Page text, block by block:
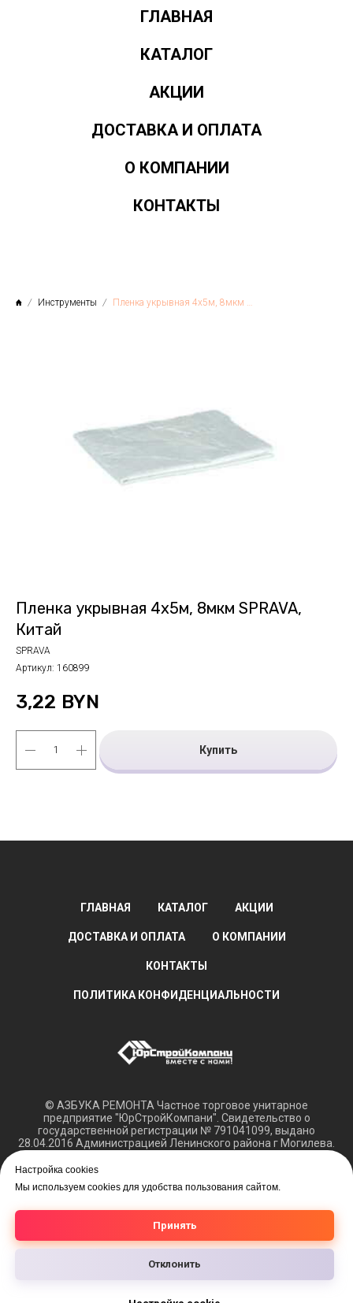
ГЛАВНАЯ
КАТАЛОГ
АКЦИИ
ДОСТАВКА И ОПЛАТА
О КОМПАНИИ
КОНТАКТЫ
Настройка cookies
Мы используем cookies для удобства пользования сайтом.
Принять
Отклонить
Инструменты Пленка укрывная 4х5м, 8мкм SPRAVA, Китай
Пленка укрывная 4х5м, 8мкм SPRAVA,
Китай
SPRAVA
Артикул: 160899
3,22 BYN
Купить
ГЛАВНАЯ КАТАЛОГ АКЦИИ
ДОСТАВКА И ОПЛАТА О КОМПАНИИ
КОНТАКТЫ
ПОЛИТИКА КОНФИДЕНЦИАЛЬНОСТИ
© АЗБУКА РЕМОНТА Частное торговое унитарное
предприятие "ЮрСтройКомпани". Свидетельство о
государственной регистрации № 791041099, выдано
28.04.2016 Администрацией Ленинского района г Могилева.
Обращаем ваше внимание, что вся представленная
информация касающаяся технических характеристик,
офертой.